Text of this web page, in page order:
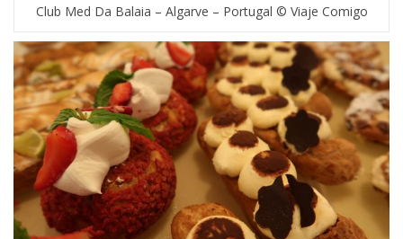
Club Med Da Balaia – Algarve – Portugal © Viaje Comigo